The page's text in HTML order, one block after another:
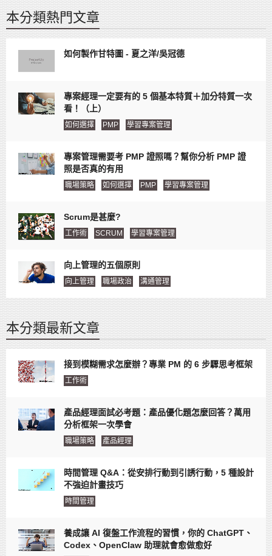
本分類熱門文章
如何製作甘特圖 - 夏之洋/吳冠德
專案經理一定要有的 5 個基本特質＋加分特質一次
看！（上）
如何選擇 PMP 學習專案管理
專案管理需要考 PMP 證照嗎？幫你分析 PMP 證
照是否真的有用
職場策略 如何選擇 PMP 學習專案管理
Scrum是甚麼?
工作術 SCRUM 學習專案管理
向上管理的五個原則
向上管理 職場政治 溝通管理
本分類最新文章
接到模糊需求怎麼辦？專業 PM 的 6 步驟思考框架
工作術
產品經理面試必考題：產品優化題怎麼回答？萬用
分析框架一次學會
職場策略 產品經理
時間管理 Q&A：從安排行動到引誘行動，5 種設計
不強迫計畫技巧
時間管理
養成讓 AI 復盤工作流程的習慣，你的 ChatGPT、
Codex、OpenClaw 助理就會愈做愈好